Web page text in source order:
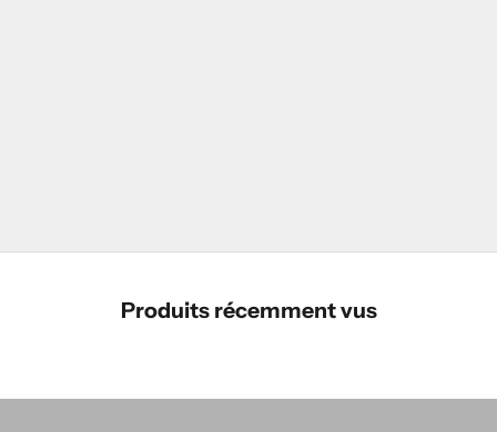
Produits récemment vus